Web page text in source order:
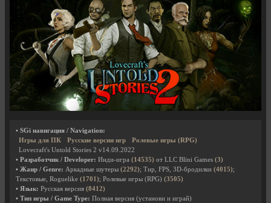
• SGi навигация / Navigation:
Игры для ПК
Русские версии игр
Ролевые игры (RPG)
Lovecraft's Untold Stories 2 v14.09.2022
• Разработчик / Developer: Инди-игра (14535) от LLC Blini Games (3)
• Жанр / Genre: Аркадные шутеры (2292); Тир, FPS, 3D-бродилки (4015);
Текстовые, Roguelike (1701); Ролевые игры (RPG) (3505)
• Язык: Русская версия (8412)
• Тип игры / Game Type: Полная версия (установи и играй)